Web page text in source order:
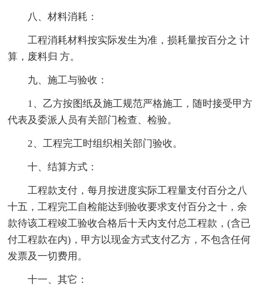
八、材料消耗：
工程消耗材料按实际发生为准，损耗量按百分之 计
算，废料归 方。
九、施工与验收：
1、乙方按图纸及施工规范严格施工，随时接受甲方
代表及委派人员有关部门检查、检验。
2、工程完工时组织相关部门验收。
十、结算方式：
工程款支付，每月按进度实际工程量支付百分之八
十五，工程完工自检能达到验收要求支付百分之十，余
款待该工程竣工验收合格后十天内支付总工程款，(含已
付工程款在内)，甲方以现金方式支付乙方，不包含任何
发票及一切费用。
十一、其它：